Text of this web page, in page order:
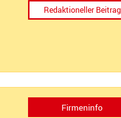
Redaktioneller Beitrag
Firmeninfo